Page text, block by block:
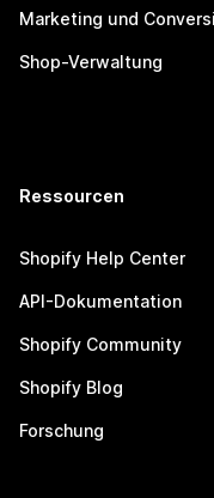
Marketing und
Shop-Verwaltung
Ressourcen
Shopify Help Center
API-Dokumentation
Shopify Community
Shopify Blog
Forschung